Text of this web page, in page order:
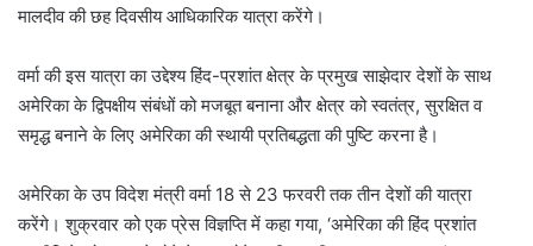
मालदीव की छह दिवसीय आधिकारिक यात्रा करेंगे।
वर्मा की इस यात्रा का उद्देश्य हिंद-प्रशांत क्षेत्र के प्रमुख साझेदार देशों के साथ
अमेरिका के द्विपक्षीय संबंधों को मजबूत बनाना और क्षेत्र को स्वतंत्र, सुरक्षित व
समृद्ध बनाने के लिए अमेरिका की स्थायी प्रतिबद्धता की पुष्टि करना है।
अमेरिका के उप विदेश मंत्री वर्मा 18 से 23 फरवरी तक तीन देशों की यात्रा
करेंगे। शुक्रवार को एक प्रेस विज्ञप्ति में कहा गया, ‘अमेरिका की हिंद प्रशांत